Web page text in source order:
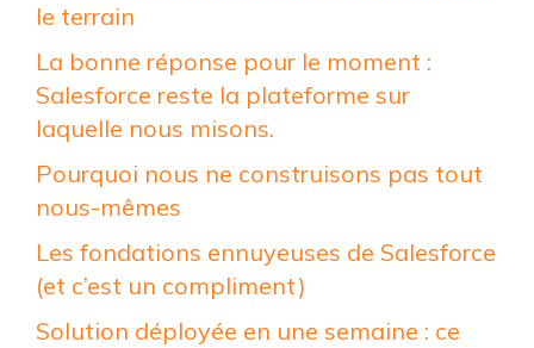
le terrain
La bonne réponse pour le moment :
Salesforce reste la plateforme sur
laquelle nous misons.
Pourquoi nous ne construisons pas tout
nous-mêmes
Les fondations ennuyeuses de Salesforce
(et c’est un compliment)
Solution déployée en une semaine : ce